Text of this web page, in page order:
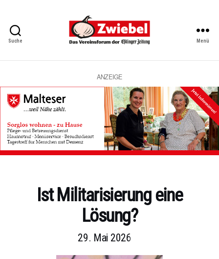
Suche
Vereinsforum
Eßlinger
Zeitung
Menü
ANZEIGE
KategorienIst Militarisierung eine
Lösung?
29. Mai 2026